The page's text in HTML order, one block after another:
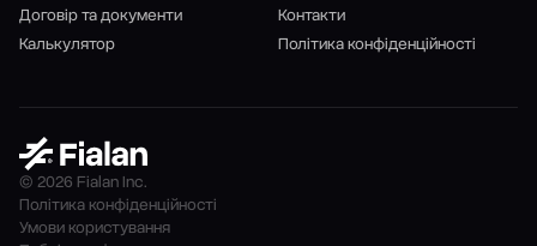
Договір та документи
Калькулятор
Контакти
Політика конфіденційності
© 2026 Fialan Inc.
Політика конфіденційності
Умови користування